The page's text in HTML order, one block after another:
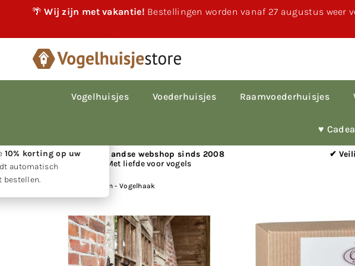
🌴Wij zijn met vakantie! Bestellingen worden vanaf 27 augustus weer
×
gewoon
bestellingen worden
10% korting op uw
automatisch
bestellen.
Vogelhuisjes Voederhuisjes Raamvoederhuisjes
♥︎
📍 Nederlandse webshop sinds 2008
Met liefde voor vogels
✔
Esschert Design - Vogelhaak